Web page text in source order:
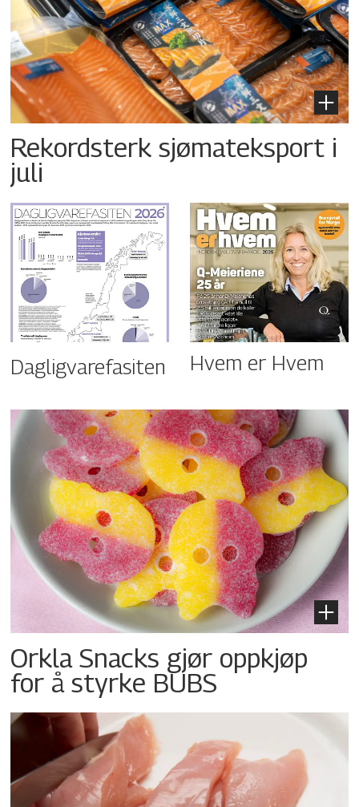
Rekordsterk sjømateksport i
juli
Dagligvarefasiten Hvem er Hvem
Orkla Snacks gjør oppkjøp
for å styrke BUBS